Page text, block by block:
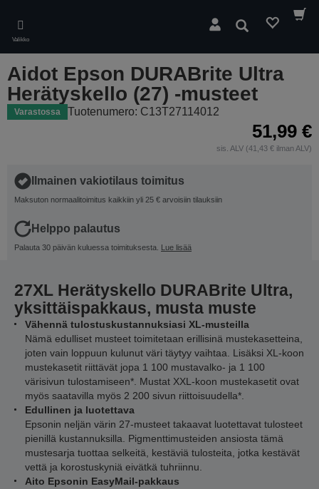
main
content
Valikko
Hae
Aidot Epson DURABrite Ultra
Herätyskello (27) -musteet
Varastossa Tuotenumero: C13T27114012
51,99 €
sis. ALV (41,43 € ilman ALV)
Ilmainen vakiotilaus toimitus
Maksuton normaalitoimitus kaikkiin yli 25 € arvoisiin tilauksiin
Helppo palautus
Palauta 30 päivän kuluessa toimituksesta. Lue lisää
27XL Herätyskello DURABrite Ultra,
yksittäispakkaus, musta muste
Vähennä tulostuskustannuksiasi XL-musteilla
Nämä edulliset musteet toimitetaan erillisinä mustekasetteina,
joten vain loppuun kulunut väri täytyy vaihtaa. Lisäksi XL-koon
mustekasetit riittävät jopa 1 100 mustavalko- ja 1 100
värisivun tulostamiseen*. Mustat XXL-koon mustekasetit ovat
myös saatavilla myös 2 200 sivun riittoisuudella*.
Edullinen ja luotettava
Epsonin neljän värin 27-musteet takaavat luotettavat tulosteet
pienillä kustannuksilla. Pigmenttimusteiden ansiosta tämä
mustesarja tuottaa selkeitä, kestäviä tulosteita, jotka kestävät
vettä ja korostuskyniä eivätkä tuhriinnu.
Aito Epsonin EasyMail-pakkaus